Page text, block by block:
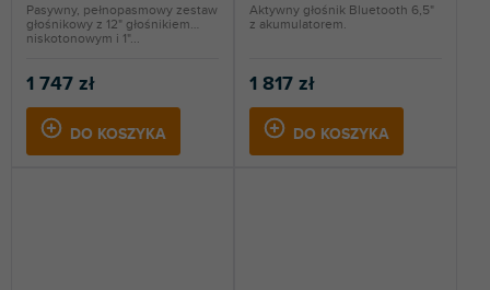
1 747 zł
DO KOSZYKA
Pasywny, pełnopasmowy zestaw
głośnikowy z 12" głośnikiem
niskotonowym i 1"...
1 817 zł
DO KOSZYKA
Aktywny głośnik Bluetooth 6,5"
z akumulatorem.